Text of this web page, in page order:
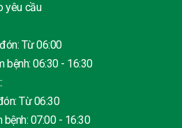
yêu cầu
Từ 06:00
06:30 - 16:30
Từ 06:30
07:00 - 16:30